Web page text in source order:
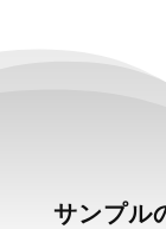
サンプル